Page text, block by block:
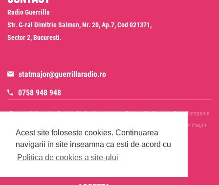
Acest site foloseste cookies. Continuarea
navigarii in site inseamna ca esti de acord cu
Politica de cookies a site-ului
Radio Guerrilla
Str. G-ral Dimitrie Salmen, Nr. 20, Ap.7, Cod 021371,
Sector 2, Bucuresti.
statmajor@guerrillaradio.ro
0758 948 948
Termeni Si Conditii Politica De Confidentialitate Politica De Cookies
Date Companie
Informare Prelucrare Imagini
Evenimente
Cod Deontologic